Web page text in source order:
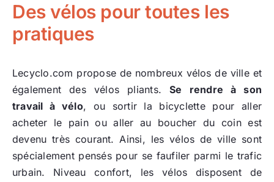
Des vélos pour toutes les
pratiques
Lecyclo.com propose de nombreux vélos de ville et
également des vélos pliants.Se rendre à son
travail à vélo, ou sortir la bicyclette pour aller
acheter le pain ou aller au boucher du coin est
devenu très courant. Ainsi, les vélos de ville sont
spécialement pensés pour se faufiler parmi le trafic
urbain. Niveau confort, les vélos disposent de